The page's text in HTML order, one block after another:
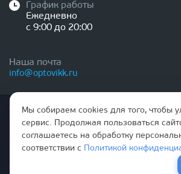
График работы
Ежедневно
с 9:00 до 20:00
Наша почта
info@optovikk.ru
Стоимость товаров и услуг, указанная на сайте,
Правила эксплутации входных и межкомнатных
Мы собираем cookies для того, чтобы
сервис. Продолжая пользоваться
соглашаетесь на обработку
соответствии с
Политикой